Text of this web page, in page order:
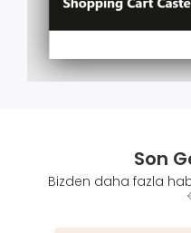
Son
Bizden daha fazla